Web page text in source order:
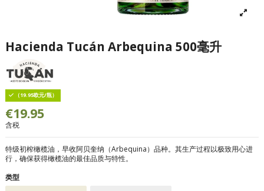
Hacienda Tucán Arbequina 500毫升
（19.95欧元/瓶）
€19.95
含税
特级初榨橄榄油，早收阿贝奎纳（Arbequina）品种。其生产过程以极致用心进
行，确保获得橄榄油的最佳品质与特性。
类型